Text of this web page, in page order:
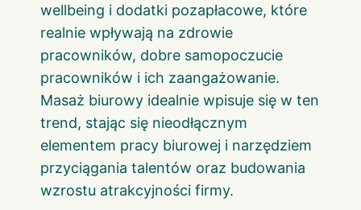
wellbeing i dodatki pozapłacowe, które
realnie wpływają na zdrowie
pracowników, dobre samopoczucie
pracowników i ich zaangażowanie.
Masaż biurowy idealnie wpisuje się w ten
trend, stając się nieodłącznym
elementem pracy biurowej i narzędziem
przyciągania talentów oraz budowania
wzrostu atrakcyjności firmy.